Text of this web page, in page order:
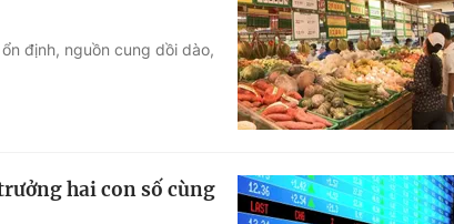
định, nguồn cung dồi dào,
hai con số cùng